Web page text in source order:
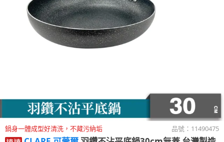
鍋身一體成型好清洗，不藏污納垢 品號： 11490475